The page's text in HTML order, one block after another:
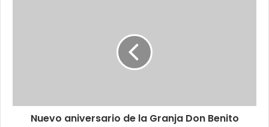
Nuevo aniversario de la Granja Don Benito